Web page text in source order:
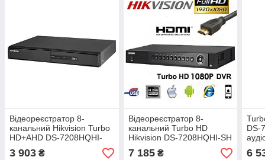
Відеореєстратор 8-
канальний Hikvision Turbo
HD+AHD DS-7208HQHI-
F1/N
3 903 ₴
Відеореєстратор 8-
канальний Turbo HD
Hikvision DS-7208HQHI-SH
7 185₴
DS-
6